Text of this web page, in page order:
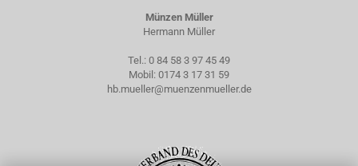
Münzen Müller
Hermann Müller
Tel.: 0 84 58 3 97 45 49
Mobil: 0174 3 17 31 59
hb.mueller@muenzenmueller.de